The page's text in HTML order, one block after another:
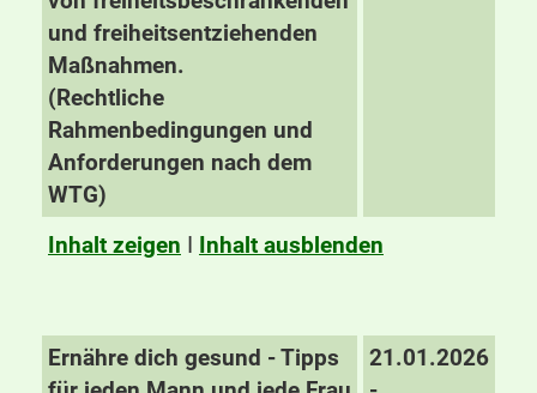
und freiheitsentziehenden
Maßnahmen.
(Rechtliche
Rahmenbedingungen und
Anforderungen nach dem
WTG)
Inhalt zeigen I Inhalt ausblenden
Ernähre dich gesund - Tipps
21.01.2026